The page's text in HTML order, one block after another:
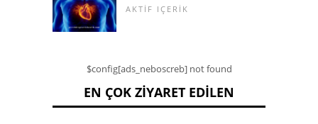
AKTIF IÇERIK
$config[ads_neboscreb] not found
EN ÇOK ZIYARET EDILEN